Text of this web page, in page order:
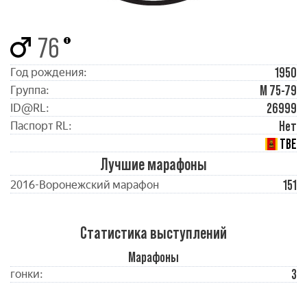
76
Год рождения: 1950
Группа: М 75-79
ID@RL: 26999
Паспорт RL:
Нет
ТВЕ
Лучшие марафоны
2016-Воронежский марафон 151
Статистика выступлений
Марафоны
гонки: 3